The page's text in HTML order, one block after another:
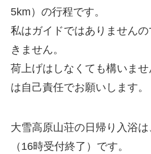
5km）の行程です。
私はガイドではありません
きません。
荷上げはしなくても構いま
は自己責任でお願いします。
大雪高原山荘の日帰り入浴
（16時受付終了）です。